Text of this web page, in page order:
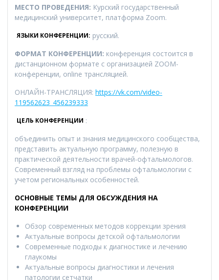
МЕСТО ПРОВЕДЕНИЯ: Курский государственный
медицинский университет, платформа Zoom.
ЯЗЫКИ КОНФЕРЕНЦИИ: русский.
ФОРМАТ КОНФЕРЕНЦИИ: конференция состоится в
дистанционном формате с организацией ZOOM-
конференции, online трансляцией.
ОНЛАЙН-ТРАНСЛЯЦИЯ: https://vk.com/video-
119562623_456239333
ЦЕЛЬ КОНФЕРЕНЦИИ :
объединить опыт и знания медицинского сообщества,
представить актуальную программу, полезную в
практической деятельности врачей-офтальмологов.
Современный взгляд на проблемы офтальмологии с
учетом региональных особенностей.
ОСНОВНЫЕ ТЕМЫ ДЛЯ ОБСУЖДЕНИЯ НА
КОНФЕРЕНЦИИ
Обзор современных методов коррекции зрения
Актуальные вопросы детской офтальмологии
Современные подходы к диагностике и лечению
глаукомы
Актуальные вопросы диагностики и лечения
патологии сетчатки